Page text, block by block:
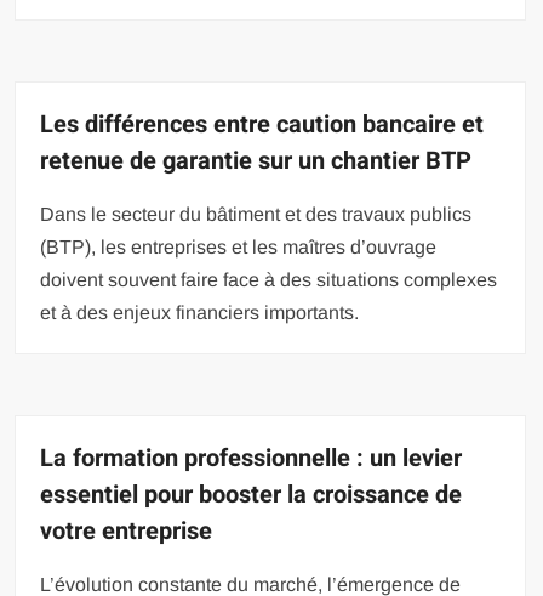
Les différences entre caution bancaire et
retenue de garantie sur un chantier BTP
Dans le secteur du bâtiment et des travaux publics
(BTP), les entreprises et les maîtres d’ouvrage
doivent souvent faire face à des situations complexes
et à des enjeux financiers importants.
La formation professionnelle : un levier
essentiel pour booster la croissance de
votre entreprise
L’évolution constante du marché, l’émergence de